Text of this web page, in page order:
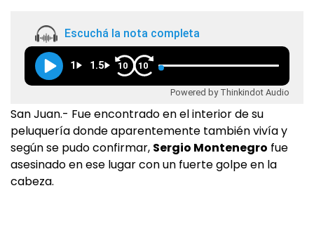
Escuchá la nota completa
1 1.5 10 10
Powered by Thinkindot Audio
San Juan.- Fue encontrado en el interior de su
peluquería donde aparentemente también vivía y
según se pudo confirmar, Sergio Montenegro fue
asesinado en ese lugar con un fuerte golpe en la
cabeza.